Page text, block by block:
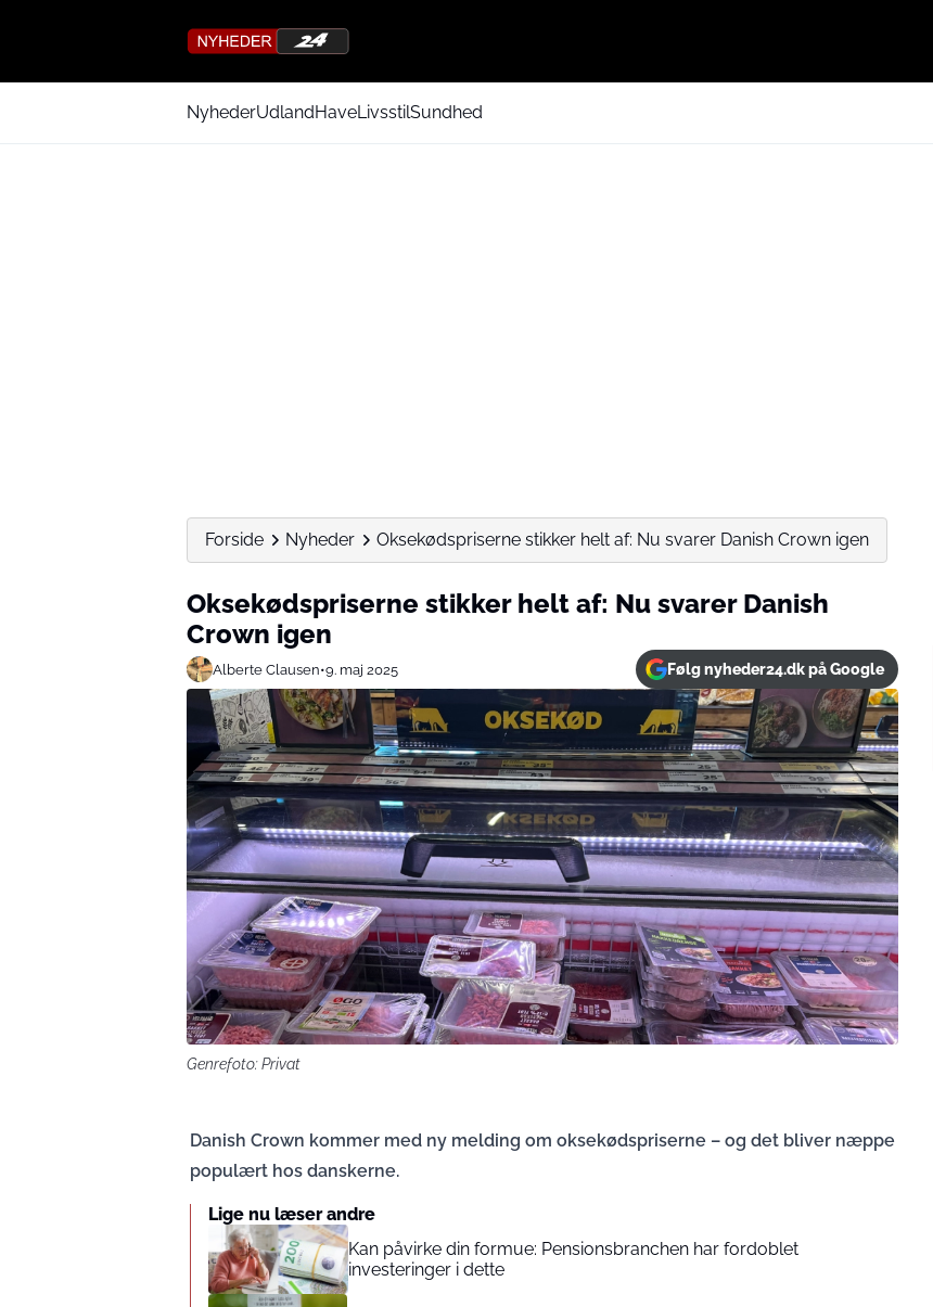
NyhederUdlandHaveLivsstilSundhed
Forside Nyheder Oksekødspriserne stikker helt af: Nu svarer Danish Crown igen
Oksekødspriserne stikker helt af: Nu svarer Danish
Crown igen
Alberte Clausen•9. maj 2025 Følg nyheder24.dk på Google
Genrefoto: Privat
Danish Crown kommer med ny melding om oksekødspriserne – og det bliver næppe
populært hos danskerne.
Lige nu læser andre
Kan påvirke din formue: Pensionsbranchen har fordoblet
investeringer i dette